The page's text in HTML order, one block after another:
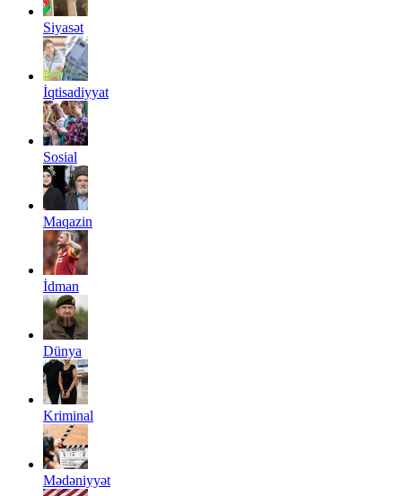
Siyasət
İqtisadiyyat
Sosial
Maqazin
İdman
Dünya
Kriminal
Mədəniyyət